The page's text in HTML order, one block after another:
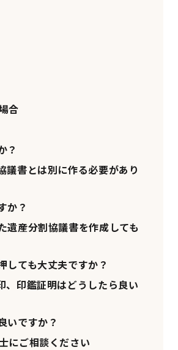
合
？
議書とは別に作る必要があり
か？
遺産分割協議書を作成しても
しても大丈夫ですか？
、印鑑証明はどうしたら良い
いですか？
にご相談ください